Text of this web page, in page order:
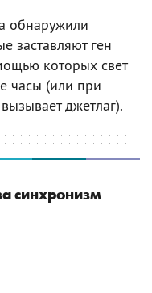
обнаружили
заставляют ген
которых свет
часы (или при
джетлаг).
синхронизм